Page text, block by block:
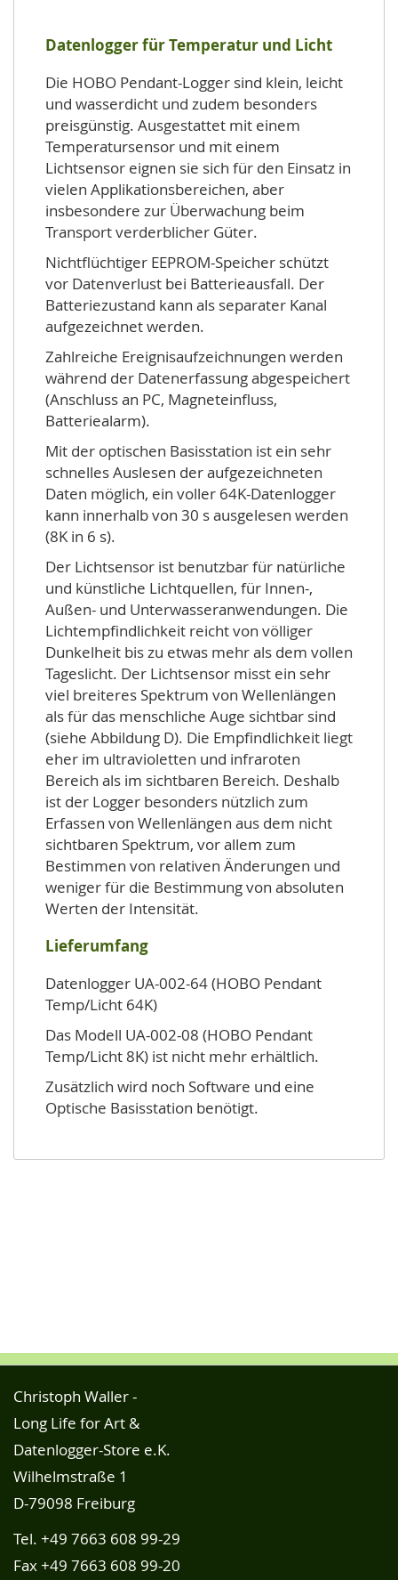
Datenlogger für Temperatur und Licht
Die HOBO Pendant-Logger sind klein, leicht
und wasserdicht und zudem besonders
preisgünstig. Ausgestattet mit einem
Temperatursensor und mit einem
Lichtsensor eignen sie sich für den Einsatz in
vielen Applikationsbereichen, aber
insbesondere zur Überwachung beim
Transport verderblicher Güter.
Nichtflüchtiger EEPROM-Speicher schützt
vor Datenverlust bei Batterieausfall. Der
Batteriezustand kann als separater Kanal
aufgezeichnet werden.
Zahlreiche Ereignisaufzeichnungen werden
während der Datenerfassung abgespeichert
(Anschluss an PC, Magneteinfluss,
Batteriealarm).
Mit der optischen Basisstation ist ein sehr
schnelles Auslesen der aufgezeichneten
Daten möglich, ein voller 64K-Datenlogger
kann innerhalb von 30 s ausgelesen werden
(8K in 6 s).
Der Lichtsensor ist benutzbar für natürliche
und künstliche Lichtquellen, für Innen-,
Außen- und Unterwasseranwendungen. Die
Lichtempfindlichkeit reicht von völliger
Dunkelheit bis zu etwas mehr als dem vollen
Tageslicht. Der Lichtsensor misst ein sehr
viel breiteres Spektrum von Wellenlängen
als für das menschliche Auge sichtbar sind
(siehe Abbildung D). Die Empfindlichkeit liegt
eher im ultravioletten und infraroten
Bereich als im sichtbaren Bereich. Deshalb
ist der Logger besonders nützlich zum
Erfassen von Wellenlängen aus dem nicht
sichtbaren Spektrum, vor allem zum
Bestimmen von relativen Änderungen und
weniger für die Bestimmung von absoluten
Werten der Intensität.
Lieferumfang
Datenlogger UA-002-64 (HOBO Pendant
Temp/Licht 64K)
Das Modell UA-002-08 (HOBO Pendant
Temp/Licht 8K) ist nicht mehr erhältlich.
Zusätzlich wird noch Software und eine
Optische Basisstation benötigt.
Christoph Waller -
Long Life for Art &
Datenlogger-Store e.K.
Wilhelmstraße 1
D-79098 Freiburg
Tel. +49 7663 608 99-29
Fax +49 7663 608 99-20